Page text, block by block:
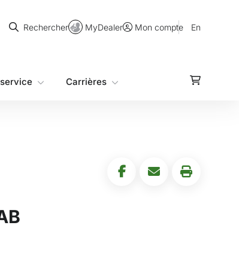
Rechercher
Rechercher MyDealer Mon compte En
Carrières